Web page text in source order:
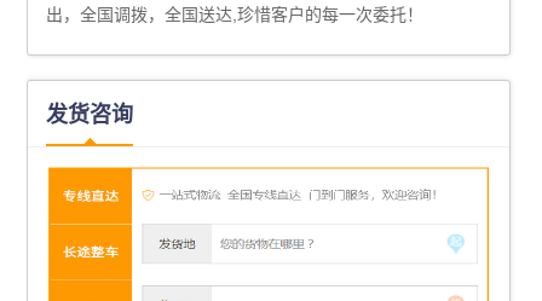
出，全国调拨，全国送达,珍惜客户的每一次委托！
发货咨询